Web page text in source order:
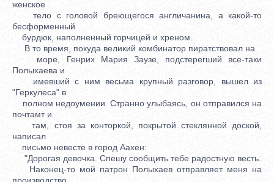
женское
тело с головой бреющегося англичанина, а какой-то
бесформенный
бурдюк, наполненный горчицей и хреном.
В то время, покуда великий комбинатор пиратствовал на
море, Генрих Мария Заузе, подстерегший все-таки
Полыхаева и
имевший с ним весьма крупный разговор, вышел из
"Геркулеса" в
полном недоумении. Странно улыбаясь, он отправился на
почтамт и
там, стоя за конторкой, покрытой стеклянной доской,
написал
письмо невесте в город Аахен:
"Дорогая девочка. Спешу сообщить тебе радостную весть.
Наконец-то мой патрон Полыхаев отправляет меня на
производство.